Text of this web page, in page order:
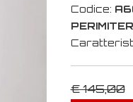
Codice:
PERIMITER
€ 145,00